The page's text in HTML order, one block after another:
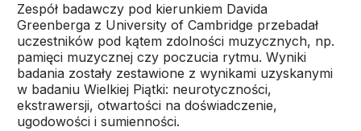
Zespół badawczy pod kierunkiem Davida
Greenberga z University of Cambridge przebadał
uczestników pod kątem zdolności muzycznych, np.
pamięci muzycznej czy poczucia rytmu. Wyniki
badania zostały zestawione z wynikami uzyskanymi
w badaniu Wielkiej Piątki: neurotyczności,
ekstrawersji, otwartości na doświadczenie,
ugodowości i sumienności.